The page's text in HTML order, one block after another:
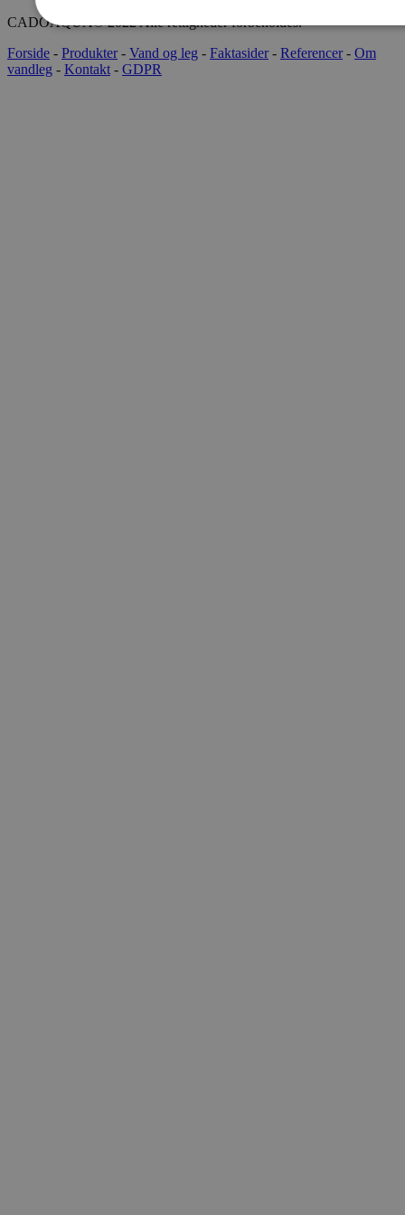
CADOAQUA® 2022 Alle rettigheder forbeholdes.
Forside - Produkter- Vand og leg - Faktasider- Referencer- Om
vandleg - Kontakt - GDPR